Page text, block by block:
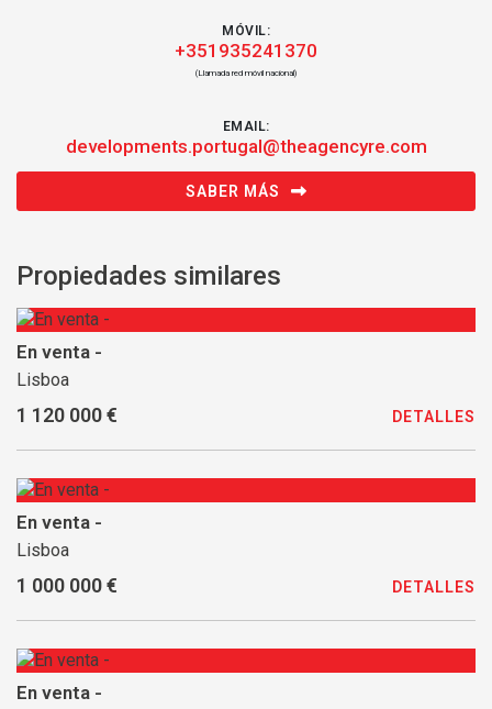
MÓVIL:
+351935241370
(Llamada red móvil nacional)
EMAIL:
developments.portugal@theagencyre.com
SABER MÁS
Propiedades similares
En venta -
Lisboa
1 120 000 € DETALLES
En venta -
Lisboa
1 000 000 € DETALLES
En venta -